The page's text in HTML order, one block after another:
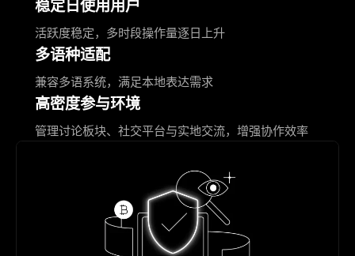
稳定日使用用户
活跃度稳定，多时段操作量逐日上升
多语种适配
兼容多语系统，满足本地表达需求
高密度参与环境
管理讨论板块、社交平台与实地交流，增强协作效率